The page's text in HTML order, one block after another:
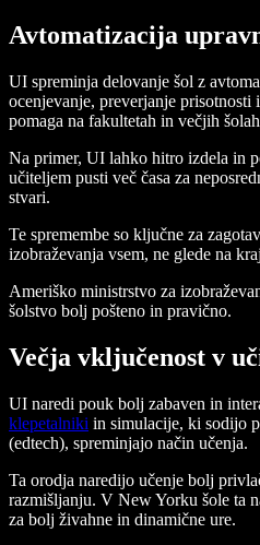
Avtomatizacija
UI spreminja delovanje šol z
ocenjevanje, preverjanje
pomaga na fakultetah in večjih
Na primer, UI lahko hitro izdela in
učiteljem pusti več časa za
stvari.
Te spremembe so ključne za
izobraževanja vsem, ne glede na
Ameriško ministrstvo za
šolstvo bolj pošteno in pravično.
Večja vključenost v
UI naredi pouk bolj zabaven in
klepetalniki in simulacije, ki sodijo
(edtech), spreminjajo način učenja.
Ta orodja naredijo učenje bolj
razmišljanju. V New Yorku šole ta
za bolj živahne in dinamične ure.